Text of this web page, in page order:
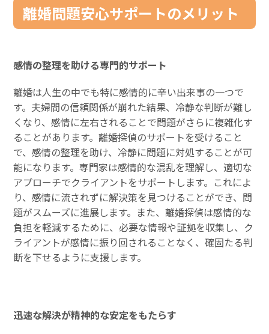
離婚問題安心サポートのメリット
感情の整理を助ける専門的サポート
離婚は人生の中でも特に感情的に辛い出来事の一つで
す。夫婦間の信頼関係が崩れた結果、冷静な判断が難し
くなり、感情に左右されることで問題がさらに複雑化す
ることがあります。離婚探偵のサポートを受けること
で、感情の整理を助け、冷静に問題に対処することが可
能になります。専門家は感情的な混乱を理解し、適切な
アプローチでクライアントをサポートします。これによ
り、感情に流されずに解決策を見つけることができ、問
題がスムーズに進展します。また、離婚探偵は感情的な
負担を軽減するために、必要な情報や証拠を収集し、ク
ライアントが感情に振り回されることなく、確固たる判
断を下せるように支援します。
迅速な解決が精神的な安定をもたらす